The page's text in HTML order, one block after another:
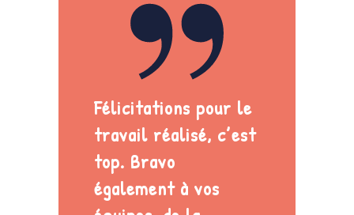
Félicitations pour le
travail réalisé, c’est
top. Bravo
également à vos